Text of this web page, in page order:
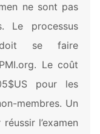
ne sont pas
Le processus
doit se faire
Le coût
pour les
membres. Un
l’examen